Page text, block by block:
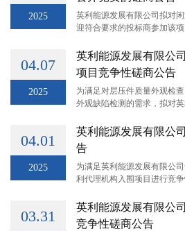
2025
英利能源发展有限公司拟对
迎符合要求的投标商参加该项
04.07
2025
英利能源发展有限公
项目竞争性磋商公告
为满足对层压件质量外观检
外观缺陷检测的需求，拟对
参与该项目。
04.01
2025
英利能源发展有限公
告
为满足英利能源发展有限公
利代理机构入围项目进行竞
03.31
英利能源发展有限公
竞争性磋商公告